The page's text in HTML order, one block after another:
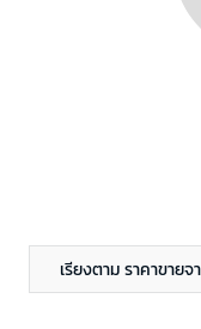
เรียงตาม ราคาขาย